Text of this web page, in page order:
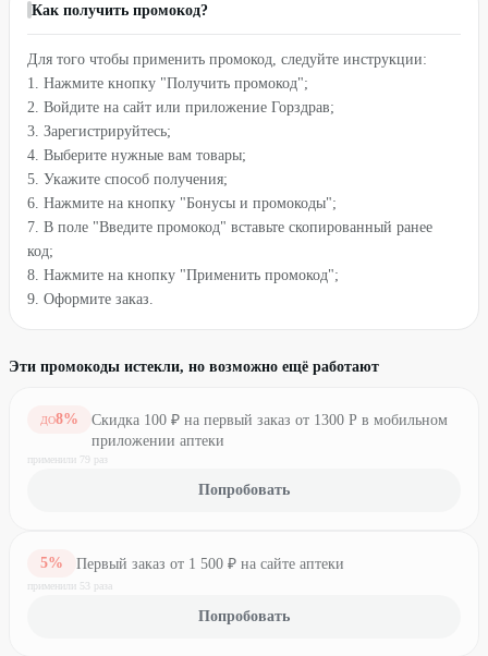
Как получить промокод?
Для того чтобы применить промокод, следуйте инструкции:
1. Нажмите кнопку "Получить промокод";
2. Войдите на сайт или приложение Горздрав;
3. Зарегистрируйтесь;
4. Выберите нужные вам товары;
5. Укажите способ получения;
6. Нажмите на кнопку "Бонусы и промокоды";
7. В поле "Введите промокод" вставьте скопированный ранее
код;
8. Нажмите на кнопку "Применить промокод";
9. Оформите заказ.
Эти промокоды истекли, но возможно ещё работают
ДО8%
Скидка 100 ₽ на первый заказ от 1300 Р в мобильном
приложении аптеки
применили 79 раз
Попробовать
5% Первый заказ от 1 500 ₽ на сайте аптеки
применили 53 раз а
Попробовать